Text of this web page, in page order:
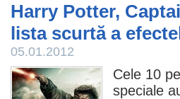
Harry Potter,
lista scurtă a
05.01.2012
Cele 10
speciale